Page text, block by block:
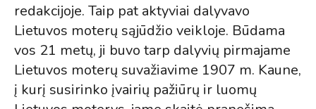
redakcijoje. Taip pat aktyviai dalyvavo
Lietuvos moterų sąjūdžio veikloje. Būdama
vos 21 metų, ji buvo tarp dalyvių pirmajame
Lietuvos moterų suvažiavime 1907 m. Kaune,
į kurį susirinko įvairių pažiūrų ir luomų